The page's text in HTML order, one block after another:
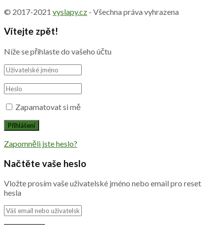
© 2017-2021 vyslapy.cz - Všechna práva vyhrazena
Vítejte zpět!
Níže se přihlaste do vašeho účtu
Zapamatovat si mě
Zapomněli jste heslo?
Načtěte vaše heslo
Vložte prosím vaše uživatelské jméno nebo email pro reset
hesla